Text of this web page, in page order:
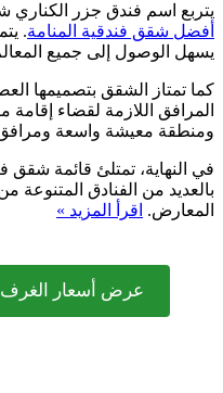
يتربع اسم فندق جزر
أفضل شقق فندقية المنامة.
يسهل الوصول إلى جميع
كما تمتاز الشقق بتصميمها
المرافق اللازمة لقضاء
ومنطقة معيشة واسعة
في النهاية، تمتلئ قائمة شقق
بالعديد من الفنادق المتنوعة
المعارض. اقرأ المزيد »
عرض أسعار